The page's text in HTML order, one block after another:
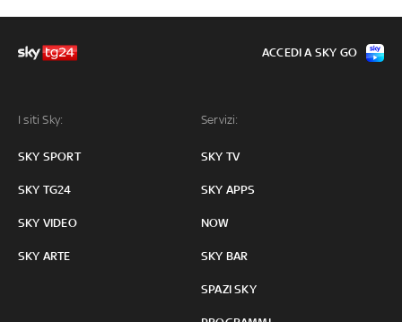
I siti Sky:
SKY SPORT
SKY TG24
SKY VIDEO
SKY ARTE
Servizi:
SKY TV
SKY APPS
NOW
SKY BAR
SPAZI SKY
ACCEDI A SKY GO